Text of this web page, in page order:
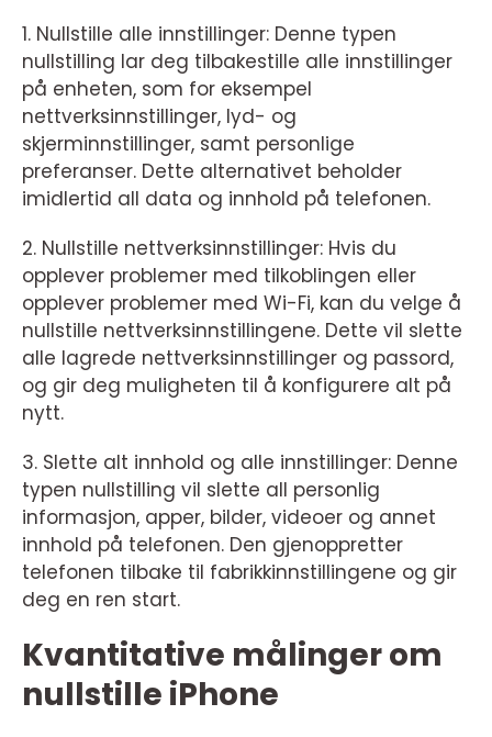
1. Nullstille alle innstillinger: Denne typen
nullstilling lar deg tilbakestille alle innstillinger
på enheten, som for eksempel
nettverksinnstillinger, lyd- og
skjerminnstillinger, samt personlige
preferanser. Dette alternativet beholder
imidlertid all data og innhold på telefonen.
2. Nullstille nettverksinnstillinger: Hvis du
opplever problemer med tilkoblingen eller
opplever problemer med Wi-Fi, kan du velge å
nullstille nettverksinnstillingene. Dette vil slette
alle lagrede nettverksinnstillinger og passord,
og gir deg muligheten til å konfigurere alt på
nytt.
3. Slette alt innhold og alle innstillinger: Denne
typen nullstilling vil slette all personlig
informasjon, apper, bilder, videoer og annet
innhold på telefonen. Den gjenoppretter
telefonen tilbake til fabrikkinnstillingene og gir
deg en ren start.
Kvantitative målinger om
nullstille iPhone